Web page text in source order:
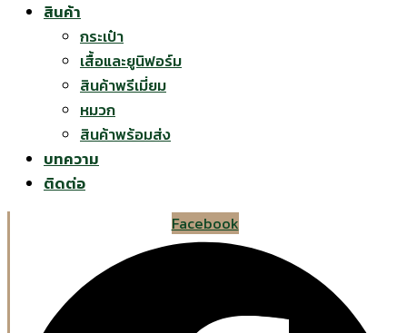
สินค้า
กระเป๋า
เสื้อและยูนิฟอร์ม
สินค้าพรีเมี่ยม
หมวก
สินค้าพร้อมส่ง
บทความ
ติดต่อ
Facebook